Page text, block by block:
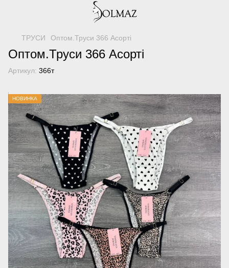
ТРУСИ Оптом.Труси 366 Асорті
Оптом.Труси 366 Асорті
Артикул: 366т
НОВИНКА